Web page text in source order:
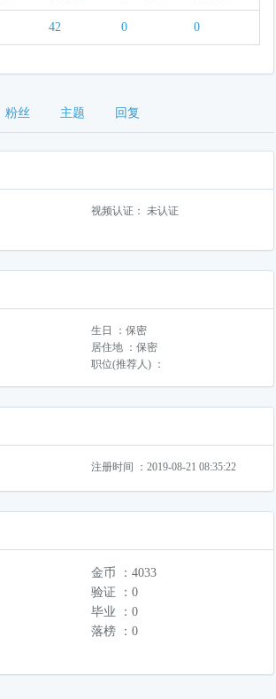
42 0 0
粉丝 主题 回复
视频认证： 未认证
生日 ：保密
居住地 ：保密
职位(推荐人) ：
注册时间 ：2019-08-21 08:35:22
金币 ：4033
验证 ：0
毕业 ：0
落榜 ：0